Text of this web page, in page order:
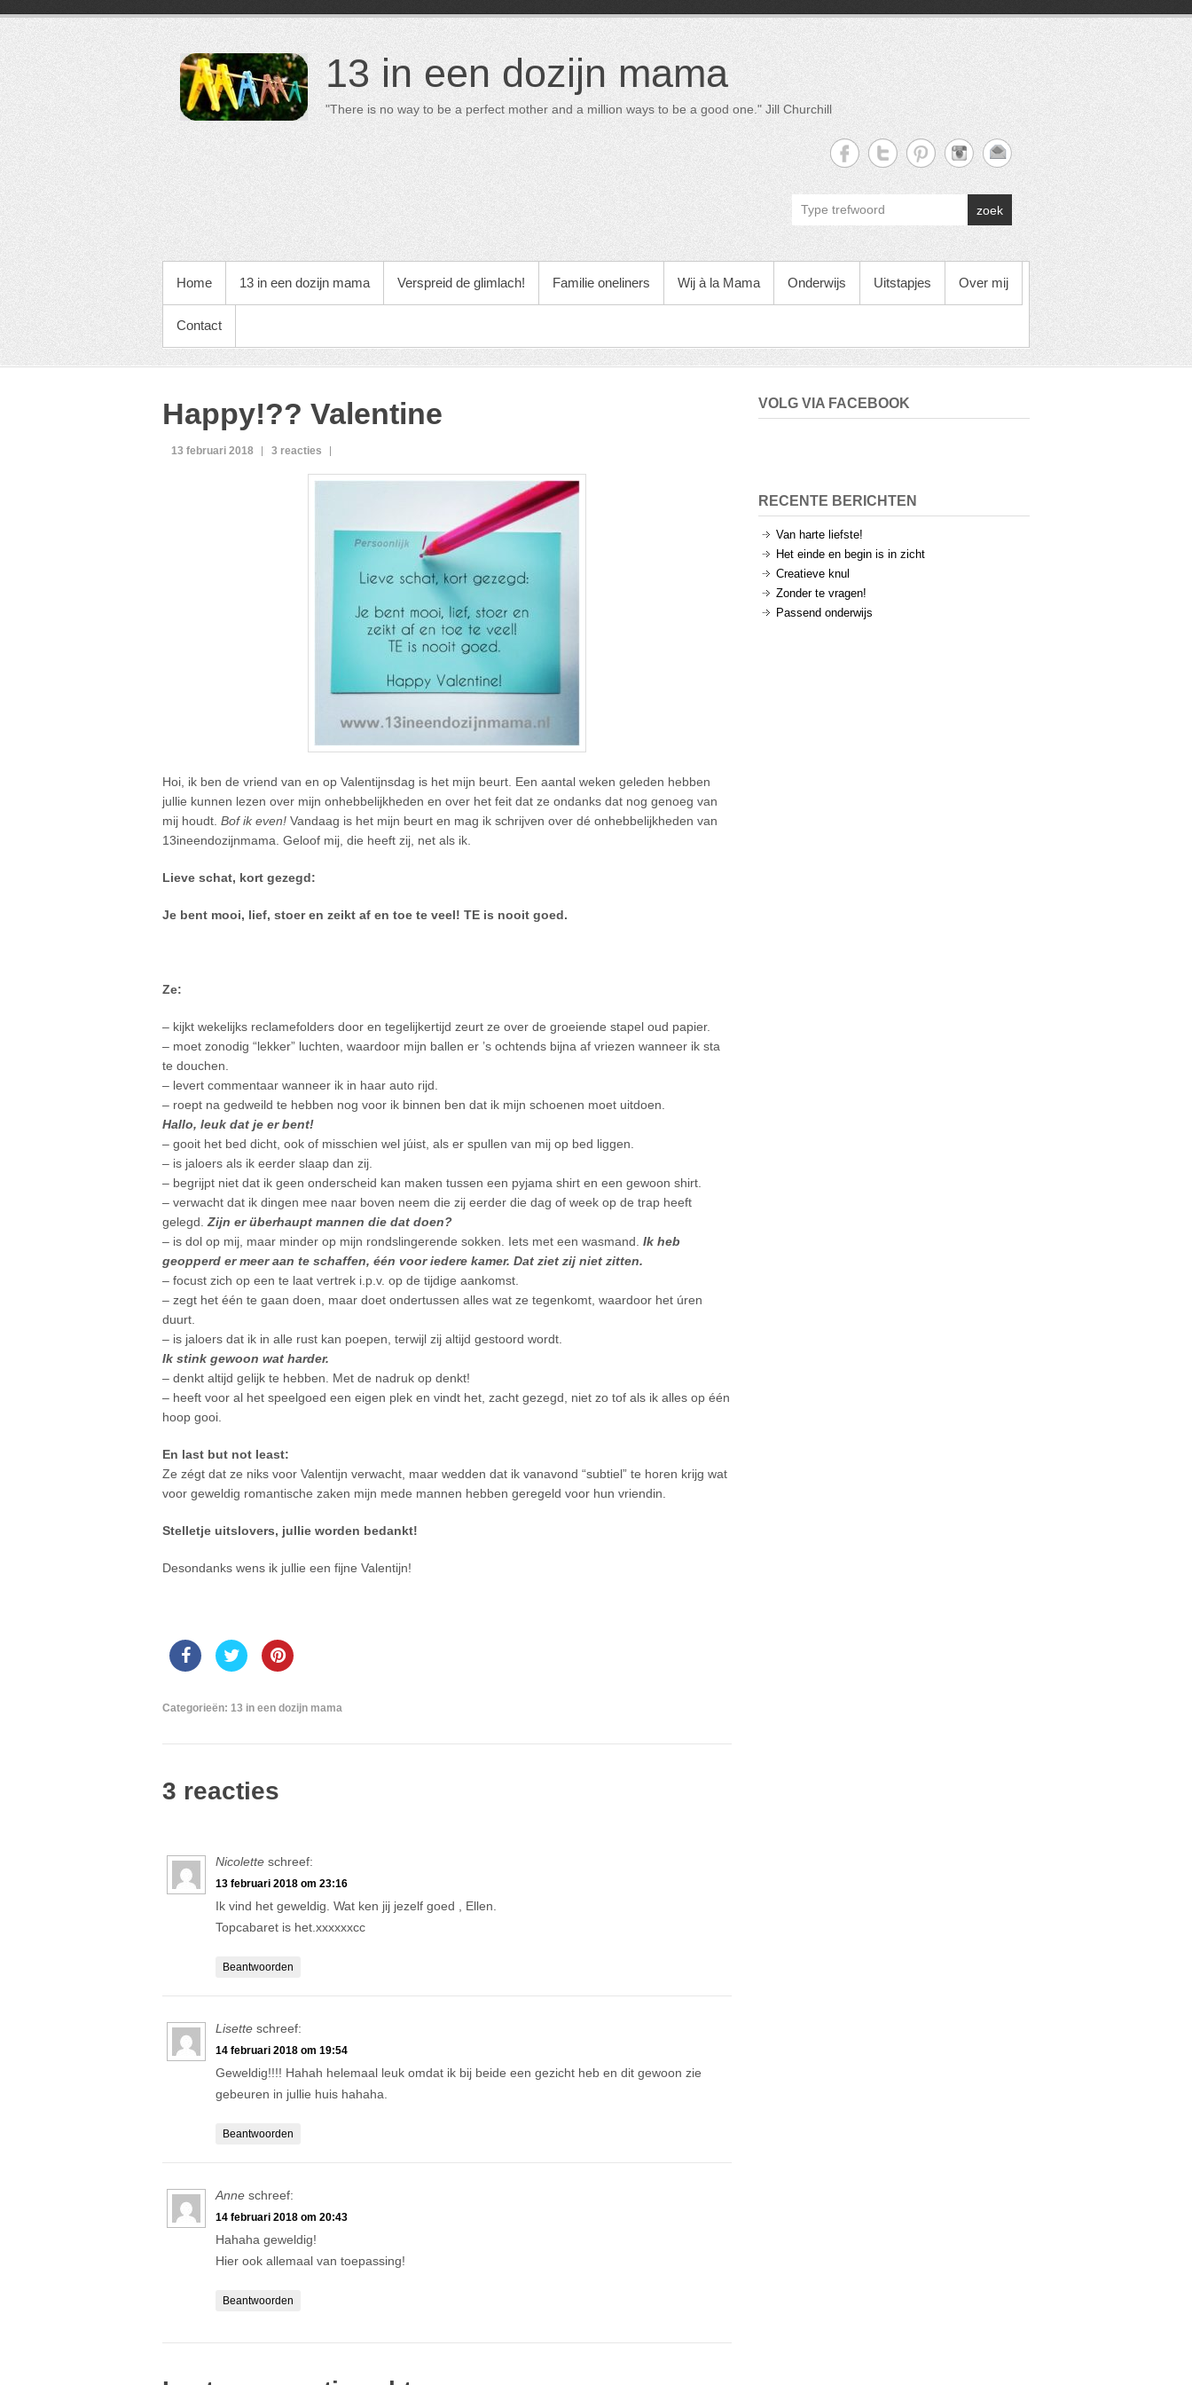
13 in een dozijn mama
"There is no way to be a perfect mother and a million ways to be a good one." Jill Churchill
zoek
PRIMAIR MENU
Home 13 in een dozijn mama Verspreid de glimlach! Familie oneliners Wij à la Mama Onderwijs Uitstapjes Over mij
Contact
Happy!?? Valentine
13 februari 2018 3 reacties
Hoi, ik ben de vriend van en op Valentijnsdag is het mijn beurt. Een aantal weken geleden hebben
jullie kunnen lezen over mijn onhebbelijkheden en over het feit dat ze ondanks dat nog genoeg van
mij houdt. Bof ik even! Vandaag is het mijn beurt en mag ik schrijven over dé onhebbelijkheden van
13ineendozijnmama. Geloof mij, die heeft zij, net als ik.
Lieve schat, kort gezegd:
Je bent mooi, lief, stoer en zeikt af en toe te veel! TE is nooit goed.
Ze:
– kijkt wekelijks reclamefolders door en tegelijkertijd zeurt ze over de groeiende stapel oud papier.
– moet zonodig “lekker” luchten, waardoor mijn ballen er ’s ochtends bijna af vriezen wanneer ik sta
te douchen.
– levert commentaar wanneer ik in haar auto rijd.
– roept na gedweild te hebben nog voor ik binnen ben dat ik mijn schoenen moet uitdoen.
Hallo, leuk dat je er bent!
– gooit het bed dicht, ook of misschien wel júist, als er spullen van mij op bed liggen.
– is jaloers als ik eerder slaap dan zij.
– begrijpt niet dat ik geen onderscheid kan maken tussen een pyjama shirt en een gewoon shirt.
– verwacht dat ik dingen mee naar boven neem die zij eerder die dag of week op de trap heeft
gelegd.Zijn er überhaupt mannen die dat doen?
– is dol op mij, maar minder op mijn rondslingerende sokken. Iets met een wasmand. Ik heb
geopperd er meer aan te schaffen, één voor iedere kamer. Dat ziet zij niet zitten.
– focust zich op een te laat vertrek i.p.v. op de tijdige aankomst.
– zegt het één te gaan doen, maar doet ondertussen alles wat ze tegenkomt, waardoor het úren
duurt.
– is jaloers dat ik in alle rust kan poepen, terwijl zij altijd gestoord wordt.
Ik stink gewoon wat harder.
– denkt altijd gelijk te hebben. Met de nadruk op denkt!
– heeft voor al het speelgoed een eigen plek en vindt het, zacht gezegd, niet zo tof als ik alles op één
hoop gooi.
En last but not least:
Ze zégt dat ze niks voor Valentijn verwacht, maar wedden dat ik vanavond “subtiel” te horen krijg wat
voor geweldig romantische zaken mijn mede mannen hebben geregeld voor hun vriendin.
Stelletje uitslovers, jullie worden bedankt!
Desondanks wens ik jullie een fijne Valentijn!
Categorieën: 13 in een dozijn mama
3 reacties
Nicolette schreef:
13 februari 2018 om 23:16
Ik vind het geweldig. Wat ken jij jezelf goed , Ellen.
Topcabaret is het.xxxxxxcc
Beantwoorden
Lisette schreef:
14 februari 2018 om 19:54
Geweldig!!!! Hahah helemaal leuk omdat ik bij beide een gezicht heb en dit gewoon zie
gebeuren in jullie huis hahaha.
Beantwoorden
Anne schreef:
14 februari 2018 om 20:43
Hahaha geweldig!
Hier ook allemaal van toepassing!
Beantwoorden
VOLG VIA FACEBOOK
RECENTE BERICHTEN
Van harte liefste!
Het einde en begin is in zicht
Creatieve knul
Zonder te vragen!
Passend onderwijs